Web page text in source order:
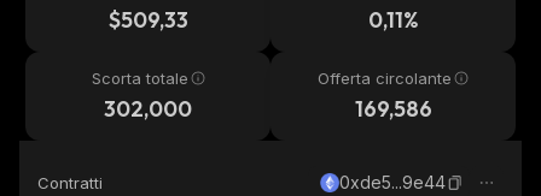
$509,33 0,11%
Scorta totale
302,000
Offerta circolante
169,586
Contratti 0xde5...9e44